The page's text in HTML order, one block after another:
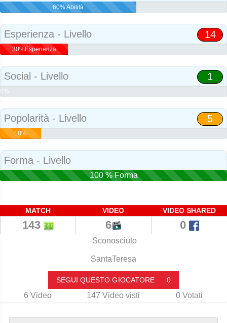
60% Abilità
Esperienza - Livello 14
30%Esperienza
Social - Livello 1
0%
Popolarità - Livello 5
18%
Forma - Livello
100 % Forma
MATCH VIDEO VIDEO SHARED
143 6 0
Sconosciuto
SantaTeresa
SEGUI QUESTO GIOCATORE 0
6 Video 147 Video visti 0 Votati